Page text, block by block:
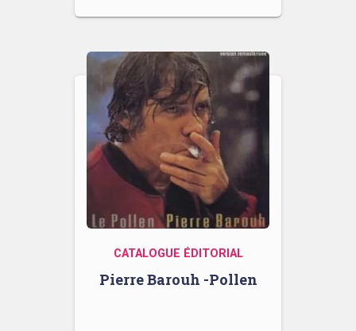
CATALOGUE ÉDITORIAL
Pierre Barouh -Pollen